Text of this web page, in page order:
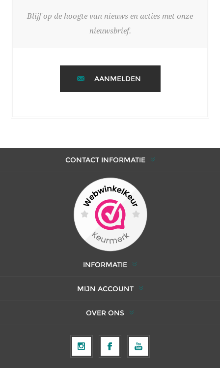
Blijf op de hoogte van nieuws en acties met onze
nieuwsbrief.
AANMELDEN
CONTACT INFORMATIE
INFORMATIE
MIJN ACCOUNT
OVER ONS